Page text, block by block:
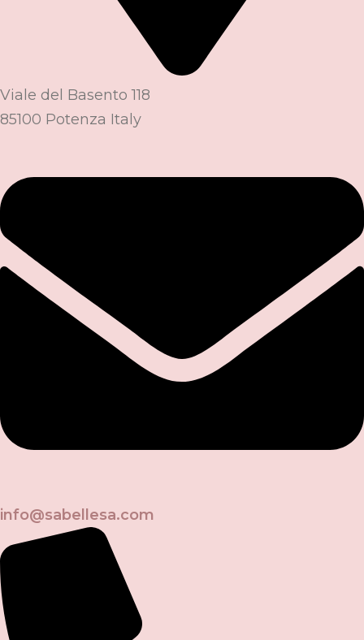
Viale del Basento 118
85100 Potenza Italy
info@sabellesa.com